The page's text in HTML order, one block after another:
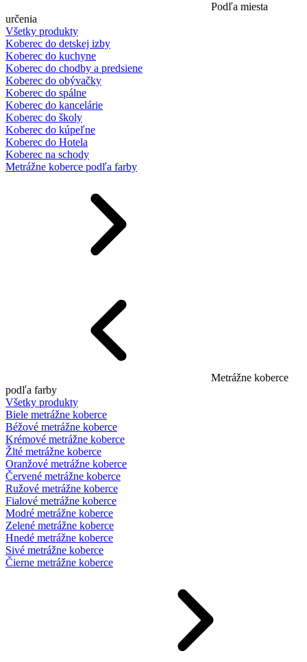
Podľa miesta
určenia
Všetky produkty
Koberec do detskej izby
Koberec do kuchyne
Koberec do chodby a predsiene
Koberec do obývačky
Koberec do spálne
Koberec do kancelárie
Koberec do školy
Koberec do kúpeľne
Koberec do Hotela
Koberec na schody
Metrážne koberce podľa farby
Metrážne koberce
podľa farby
Všetky produkty
Biele metrážne koberce
Béžové metrážne koberce
Krémové metrážne koberce
Žlté metrážne koberce
Oranžové metrážne koberce
Červené metrážne koberce
Ružové metrážne koberce
Fialové metrážne koberce
Modré metrážne koberce
Zelené metrážne koberce
Hnedé metrážne koberce
Sivé metrážne koberce
Čierne metrážne koberce